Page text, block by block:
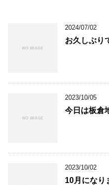
2024/07/02
お久しぶり
2023/10/05
今日は板倉
2023/10/02
10月になり